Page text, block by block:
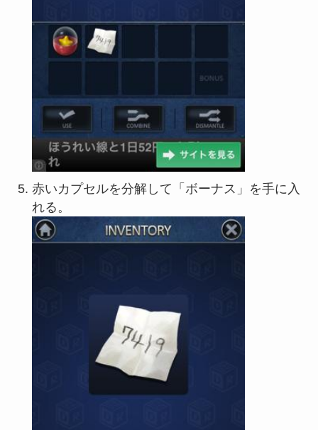
赤いカプセルを分解して「ボーナス」を手に入
れる。